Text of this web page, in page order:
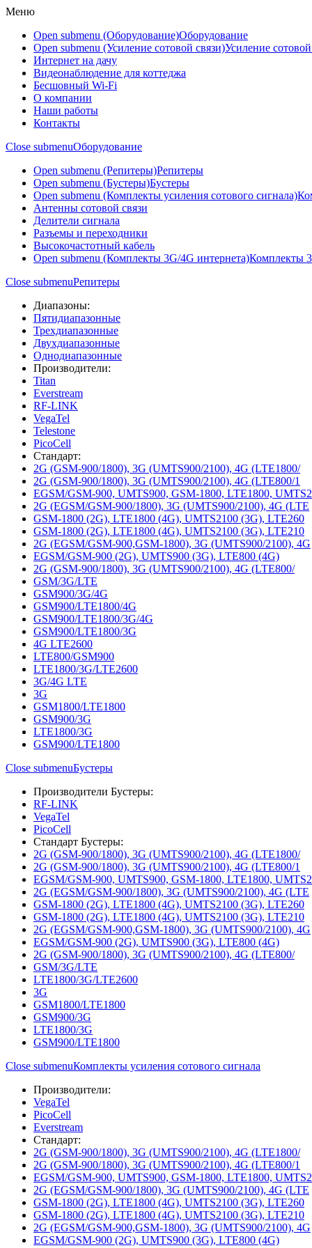
Меню
Open submenu (Оборудование)Оборудование
Open submenu (Усиление сотовой связи)Усиление
Интернет на дачу
Видеонаблюдение для коттеджа
Бесшовный Wi-Fi
О компании
Наши работы
Контакты
Close submenuОборудование
Open submenu (Репитеры)Репитеры
Open submenu (Бустеры)Бустеры
Open submenu (Комплекты усиления сотового сигнала)
Антенны сотовой связи
Делители сигнала
Разъемы и переходники
Высокочастотный кабель
Open submenu (Комплекты 3G/4G интернета)Комплекты
Close submenuРепитеры
Диапазоны:
Пятидиапазонные
Трехдиапазонные
Двухдиапазонные
Однодиапазонные
Производители:
Titan
Everstream
RF-LINK
VegaTel
Telestone
PicoCell
Стандарт:
2G (GSM-900/1800), 3G (UMTS900/2100), 4G (LTE1800/
2G (GSM-900/1800), 3G (UMTS900/2100), 4G (LTE800/1
EGSM/GSM-900, UMTS900, GSM-1800, LTE1800,
2G (EGSM/GSM-900/1800), 3G (UMTS900/2100), 4G (LTE
GSM-1800 (2G), LTE1800 (4G), UMTS2100 (3G), LTE260
GSM-1800 (2G), LTE1800 (4G), UMTS2100 (3G), LTE210
2G (EGSM/GSM-900,GSM-1800), 3G (UMTS900/2100), 4G
EGSM/GSM-900 (2G), UMTS900 (3G), LTE800 (4G)
2G (GSM-900/1800), 3G (UMTS900/2100), 4G (LTE800/
GSM/3G/LTE
GSM900/3G/4G
GSM900/LTE1800/4G
GSM900/LTE1800/3G/4G
GSM900/LTE1800/3G
4G LTE2600
LTE800/GSM900
LTE1800/3G/LTE2600
3G/4G LTE
3G
GSM1800/LTE1800
GSM900/3G
LTE1800/3G
GSM900/LTE1800
Close submenuБустеры
Производители Бустеры:
RF-LINK
VegaTel
PicoCell
Стандарт Бустеры:
2G (GSM-900/1800), 3G (UMTS900/2100), 4G (LTE1800/
2G (GSM-900/1800), 3G (UMTS900/2100), 4G (LTE800/1
EGSM/GSM-900, UMTS900, GSM-1800, LTE1800,
2G (EGSM/GSM-900/1800), 3G (UMTS900/2100), 4G (LTE
GSM-1800 (2G), LTE1800 (4G), UMTS2100 (3G), LTE260
GSM-1800 (2G), LTE1800 (4G), UMTS2100 (3G), LTE210
2G (EGSM/GSM-900,GSM-1800), 3G (UMTS900/2100), 4G
EGSM/GSM-900 (2G), UMTS900 (3G), LTE800 (4G)
2G (GSM-900/1800), 3G (UMTS900/2100), 4G (LTE800/
GSM/3G/LTE
LTE1800/3G/LTE2600
3G
GSM1800/LTE1800
GSM900/3G
LTE1800/3G
GSM900/LTE1800
Close submenuКомплекты усиления сотового сигнала
Производители:
VegaTel
PicoCell
Everstream
Стандарт:
2G (GSM-900/1800), 3G (UMTS900/2100), 4G (LTE1800/
2G (GSM-900/1800), 3G (UMTS900/2100), 4G (LTE800/1
EGSM/GSM-900, UMTS900, GSM-1800, LTE1800,
2G (EGSM/GSM-900/1800), 3G (UMTS900/2100), 4G (LTE
GSM-1800 (2G), LTE1800 (4G), UMTS2100 (3G), LTE260
GSM-1800 (2G), LTE1800 (4G), UMTS2100 (3G), LTE210
2G (EGSM/GSM-900,GSM-1800), 3G (UMTS900/2100), 4G
EGSM/GSM-900 (2G), UMTS900 (3G), LTE800 (4G)